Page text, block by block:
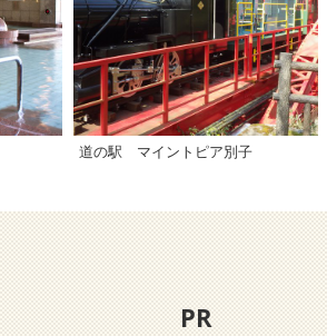
道の駅 マイントピア別子
PR